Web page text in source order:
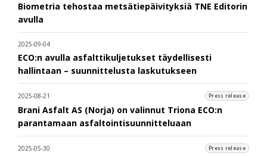
Biometria tehostaa metsätiepäivityksiä TNE Editorin
avulla
2025-09-04
ECO:n avulla asfalttikuljetukset täydellisesti
hallintaan – suunnittelusta laskutukseen
2025-08-21 Press release
Brani Asfalt AS (Norja) on valinnut Triona ECO:n
parantamaan asfaltointisuunnitteluaan
2025-05-30 Press release